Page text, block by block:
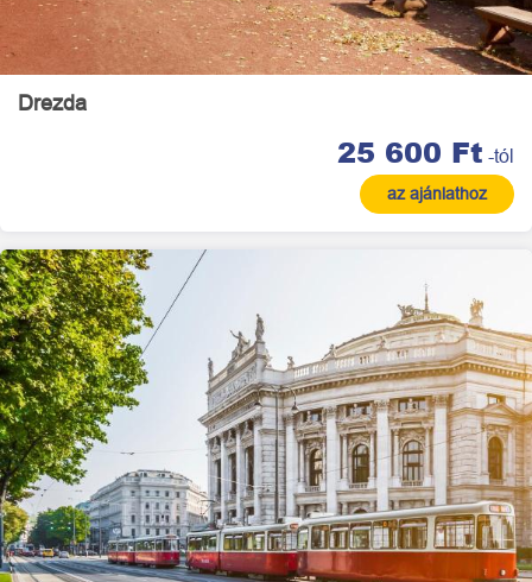
Drezda
25 600 Ft -tól
az ajánlathoz